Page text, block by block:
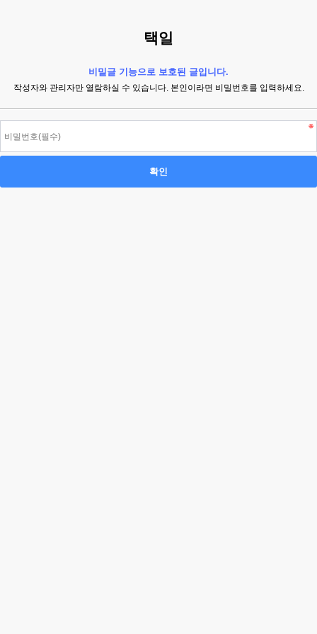
택일
비밀글 기능으로 보호된 글입니다.
작성자와 관리자만 열람하실 수 있습니다. 본인이라면 비밀번호를 입력하세요.